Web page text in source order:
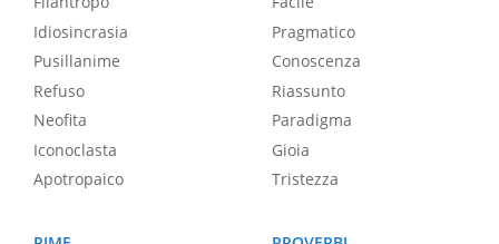
Idiosincrasia
Pusillanime
Refuso
Neofita
Iconoclasta
Apotropaico
Pragmatico
Conoscenza
Riassunto
Paradigma
Gioia
Tristezza